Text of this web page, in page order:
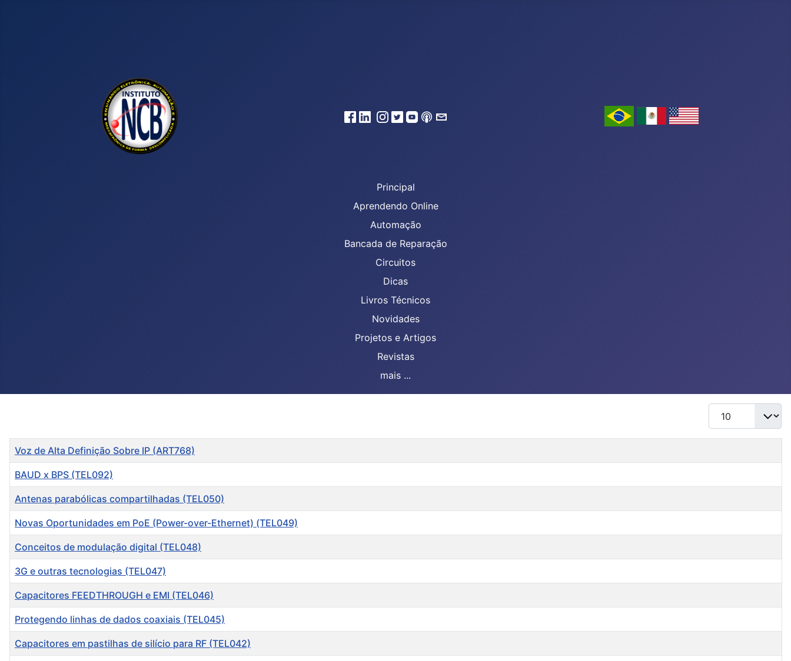
Principal
Aprendendo Online
Automação
Bancada de Reparação
Circuitos
Dicas
Livros Técnicos
Novidades
Projetos e Artigos
Revistas
mais ...
Mostrar #
Título
Voz de Alta Definição Sobre IP (ART768)
BAUD x BPS (TEL092)
Antenas parabólicas compartilhadas (TEL050)
Novas Oportunidades em PoE (Power-over-Ethernet) (TEL049)
Conceitos de modulação digital (TEL048)
3G e outras tecnologias (TEL047)
Capacitores FEEDTHROUGH e EMI (TEL046)
Protegendo linhas de dados coaxiais (TEL045)
Capacitores em pastilhas de silício para RF (TEL042)